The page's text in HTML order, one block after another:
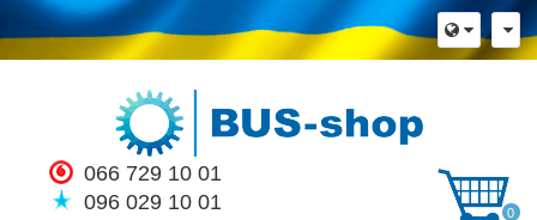
066 729 10 01
096 029 10 01
0
×
Язык магазина
Выберите пожалуйста язык магазина
Русский
Українська
Закрыть